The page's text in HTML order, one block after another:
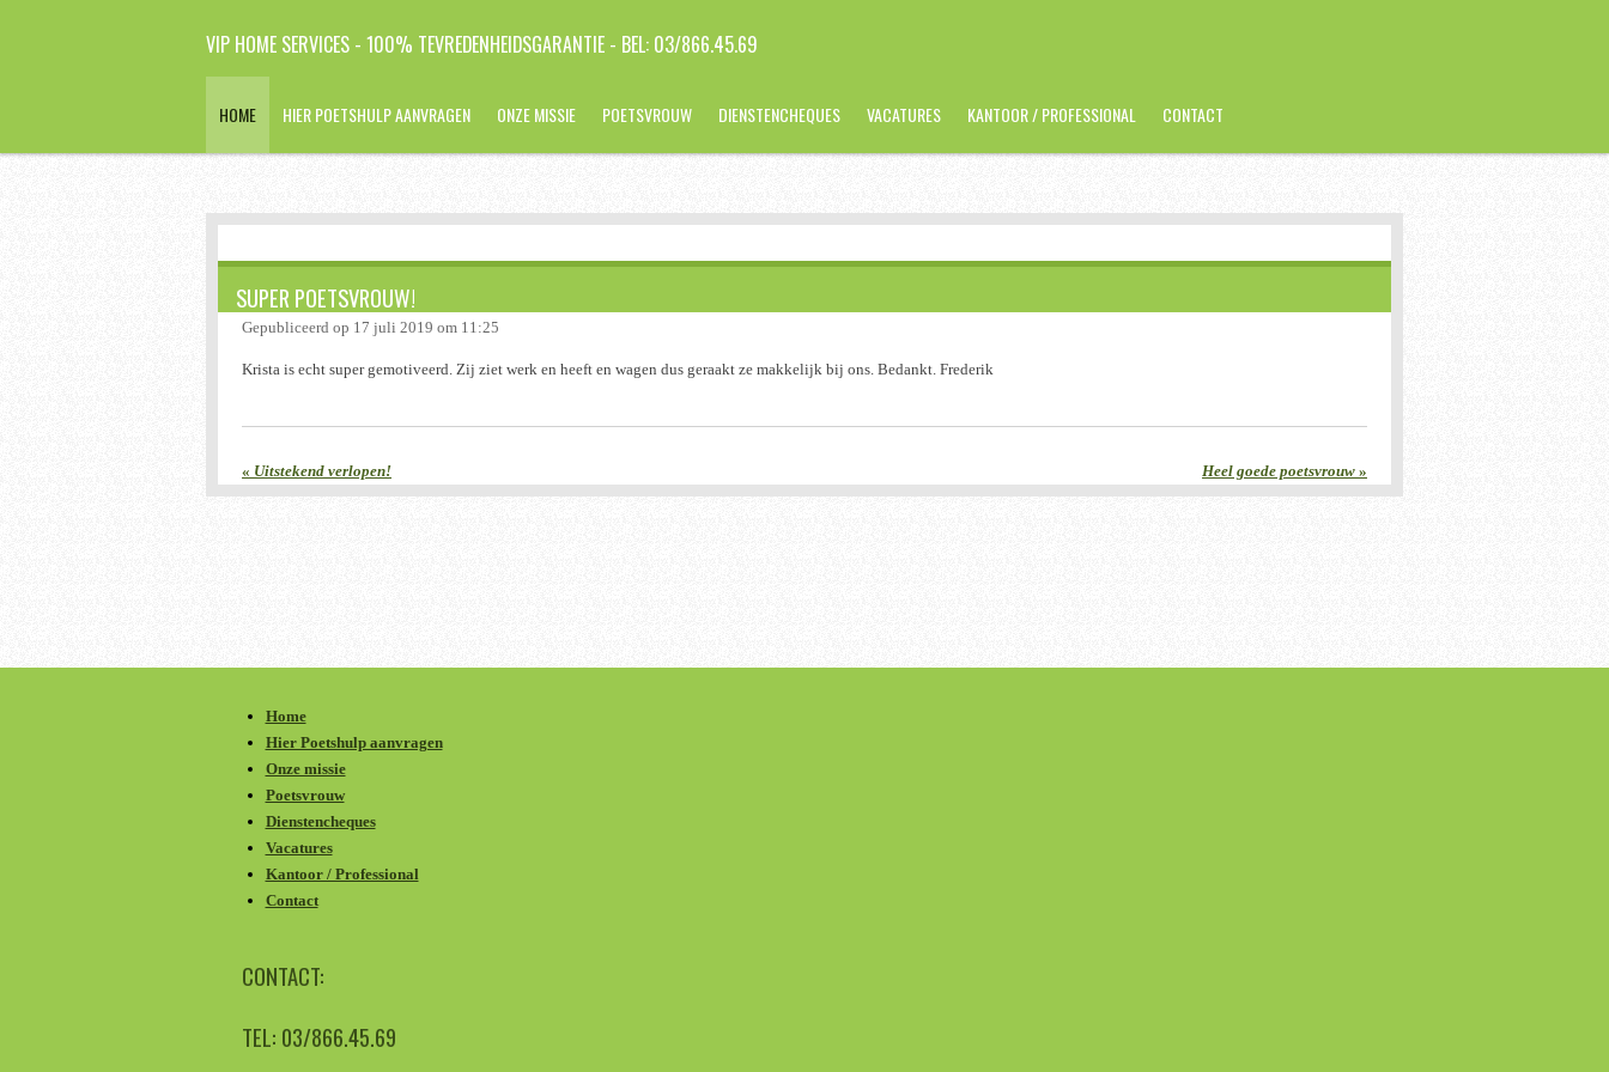
VIP HOME SERVICES - 100% TEVREDENHEIDSGARANTIE - BEL: 03/866.45.69
HOME HIER POETSHULP AANVRAGEN ONZE MISSIE POETSVROUW DIENSTENCHEQUES VACATURES KANTOOR / PROFESSIONAL CONTACT
SUPER POETSVROUW!
Gepubliceerd op 17 juli 2019 om 11:25
Krista is echt super gemotiveerd. Zij ziet werk en heeft en wagen dus geraakt ze makkelijk bij ons. Bedankt. Frederik
« Uitstekend verlopen! Heel goede poetsvrouw »
Home
Hier Poetshulp aanvragen
Onze missie
Poetsvrouw
Dienstencheques
Vacatures
Kantoor / Professional
Contact
CONTACT:
TEL: 03/866.45.69